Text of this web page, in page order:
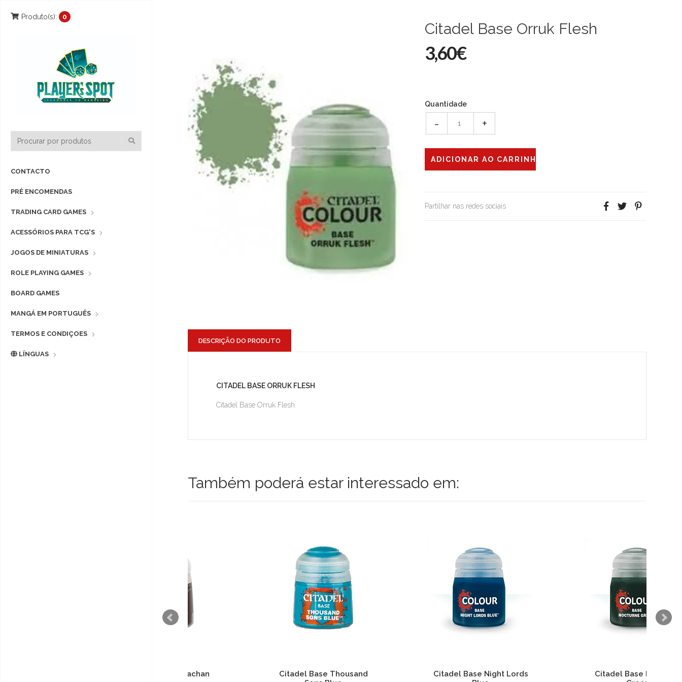
Produto(s): 0
CONTACTO
PRÉ ENCOMENDAS
TRADING CARD GAMES
ACESSÓRIOS PARA TCG'S
JOGOS DE MINIATURAS
ROLE PLAYING GAMES
BOARD GAMES
MANGÁ EM PORTUGUÊS
TERMOS E CONDIÇOES
LÍNGUAS
Citadel Base Orruk Flesh
3,60€
Quantidade
- +
Partilhar nas redes sociais
DESCRIÇÃO DO PRODUTO
CITADEL BASE ORRUK FLESH
Citadel Base Orruk Flesh
Também poderá estar interessado em:
Citadel Base Night Lords
Citadel Base Nocturne
Citadel Base Ionrach Skin